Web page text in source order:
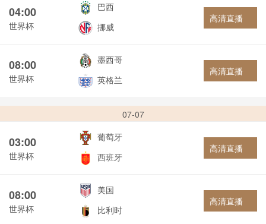
04:00
世界杯
巴西
挪威
高清直播
08:00
世界杯
墨西哥
英格兰
高清直播
07-07
03:00
世界杯
葡萄牙
西班牙
高清直播
08:00
世界杯
美国
比利时
高清直播